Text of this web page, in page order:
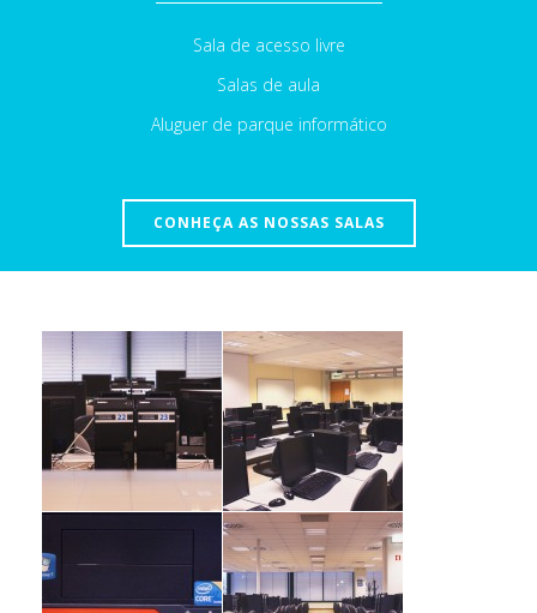
Sala de acesso livre
Salas de aula
Aluguer de parque informático
CONHEÇA AS NOSSAS SALAS